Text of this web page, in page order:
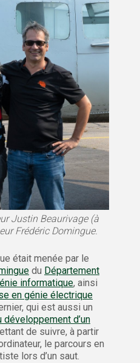
Justin Beaurivage (à
Frédéric Domingue.
était menée par le
du Département
informatique, ainsi
en génie électrique
qui est aussi un
développement d’un
de suivre, à partir
le parcours en
lors d’un saut.